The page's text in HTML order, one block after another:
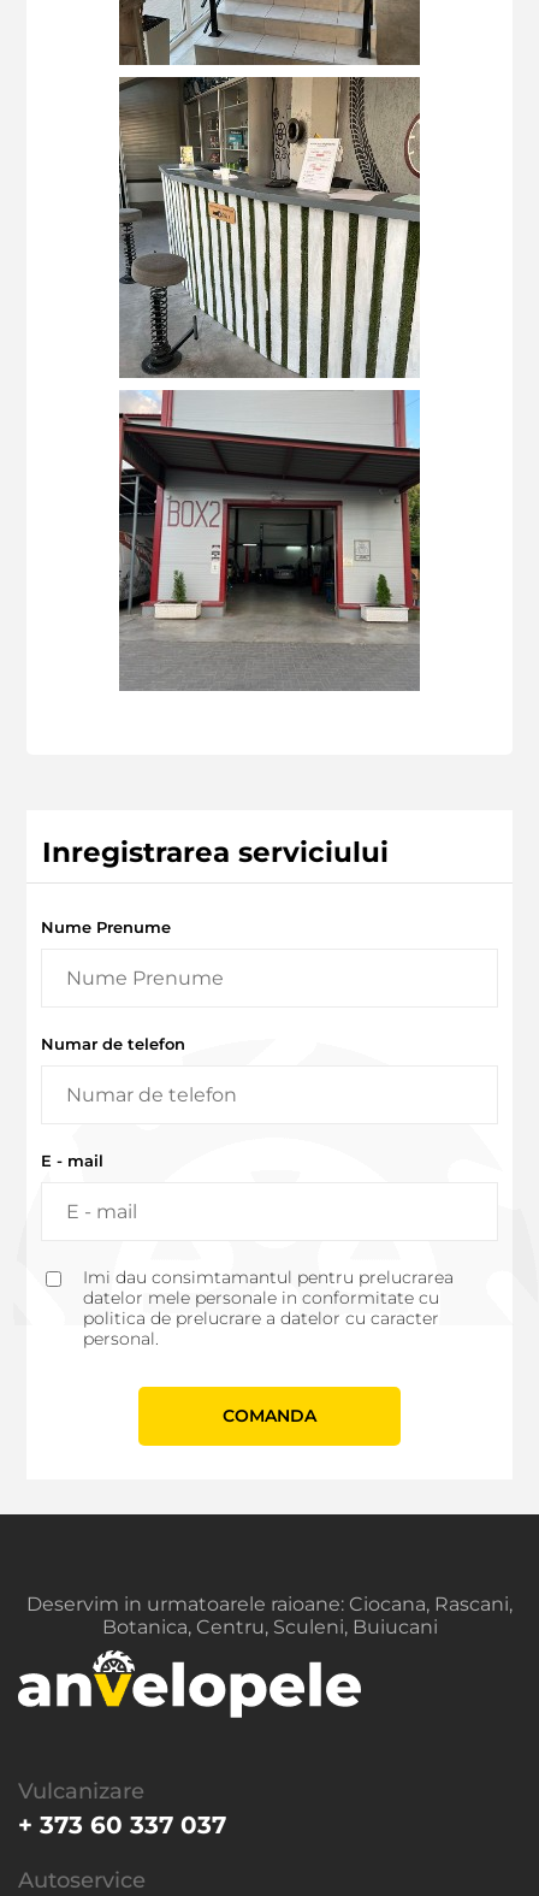
Inregistrarea serviciului
Nume Prenume
Numar de telefon
E - mail
Imi dau consimtamantul pentru prelucrarea
datelor mele personale in conformitate cu
politica de prelucrare a datelor cu caracter
personal.
СOMANDA
Deservim in urmatoarele raioane: Ciocana, Rascani,
Botanica, Centru, Sculeni, Buiucani
Vulcanizare
+ 373 60 337 037
Autoservice